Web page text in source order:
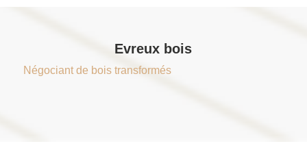
Evreux bois
Négociant de bois transformés